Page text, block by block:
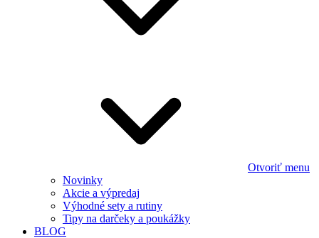
Otvoriť menu
Novinky
Akcie a výpredaj
Výhodné sety a rutiny
Tipy na darčeky a poukážky
BLOG